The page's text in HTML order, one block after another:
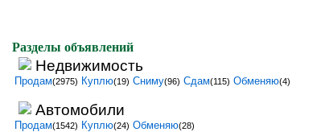
Разделы объявлений
Недвижимость
Продам(2975) Куплю(19) Сниму(96) Сдам(115) Обменяю(4)
Автомобили
Продам(1542) Куплю(24) Обменяю(28)